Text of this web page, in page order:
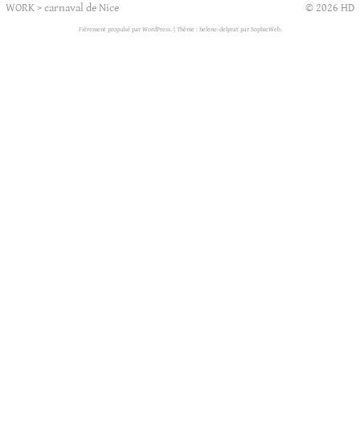
WORK>carnaval de Nice © 2026 HD
Fièrement propulsé par WordPress. Thème : helene-delprat par SophieWeb.